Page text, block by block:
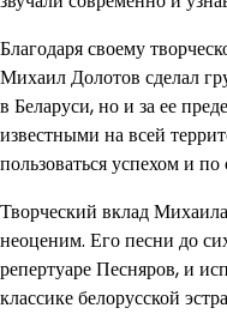
Благодаря своему
Михаил Долотов сделал
в Беларуси, но и за ее
известными на всей
пользоваться успехом и по
Творческий вклад
неоценим. Его песни до
репертуаре Песняров, и
классике белорусской